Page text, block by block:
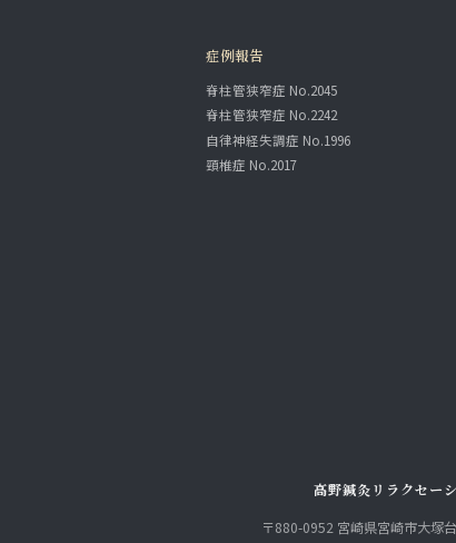
症例報告
脊柱管狭窄症 No.2045
脊柱管狭窄症 No.2242
自律神経失調症 No.1996
頸椎症 No.2017
高野鍼灸リラクセー
〒880-0952 宮崎県宮崎市大塚